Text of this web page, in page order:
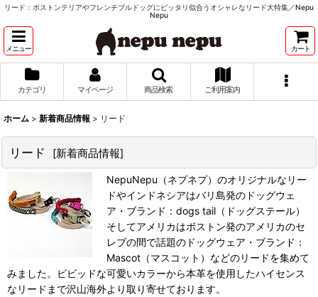
リード：ボストンテリアやフレンチブルドッグにピッタリ似合うオシャレなリード大特集／Nepu
Nepu
メニュー カート
カテゴリ マイページ 商品検索 ご利用案内
ホーム > 新着商品情報 > リード
リード [新着商品情報]
NepuNepu（ネプネプ）のオリジナルなリー
ドやインドネシアはバリ島発のドッグウェ
ア・ブランド：dogs tail（ドッグステール）
そしてアメリカはボストン発のアメリカのセ
レブの間で話題のドッグウェア・ブランド：
Mascot（マスコット）などのリードを集めて
みました。ビビッドな可愛いカラーから本革を使用したハイセンス
なリードまで沢山海外より取り寄せております。